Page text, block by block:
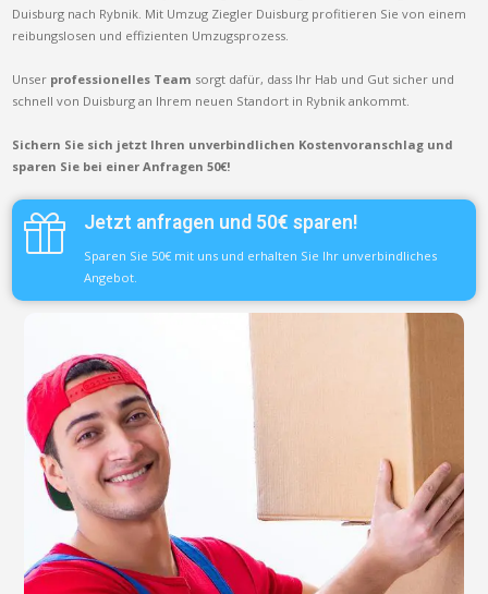
Duisburg nach Rybnik. Mit Umzug Ziegler Duisburg profitieren Sie von einem
reibungslosen und effizienten Umzugsprozess.
Unser professionelles Team sorgt dafür, dass Ihr Hab und Gut sicher und
schnell von Duisburg an Ihrem neuen Standort in Rybnik ankommt.
Sichern Sie sich jetzt Ihren unverbindlichen Kostenvoranschlag und
sparen Sie bei einer Anfragen 50€!
Jetzt anfragen und 50€ sparen!
Sparen Sie 50€ mit uns und erhalten Sie Ihr unverbindliches
Angebot.